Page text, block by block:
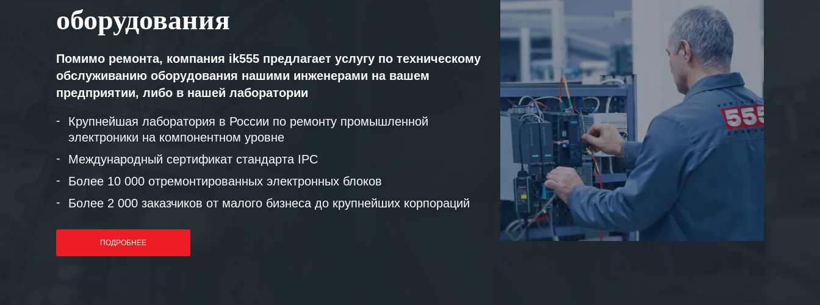
оборудования
Помимо ремонта, компания ik555 предлагает услугу по техническому
обслуживанию оборудования нашими инженерами на вашем
предприятии, либо в нашей лаборатории
Крупнейшая лаборатория в России по ремонту промышленной
электроники на компонентном уровне
Международный сертификат стандарта IPC
Более 10 000 отремонтированных электронных блоков
Более 2 000 заказчиков от малого бизнеса до крупнейших корпораций
ПОДРОБНЕЕ